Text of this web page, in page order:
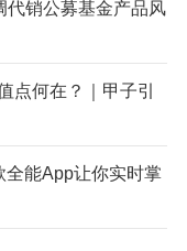
代销公募基金产品风
点何在？｜甲子引
全能App让你实时掌